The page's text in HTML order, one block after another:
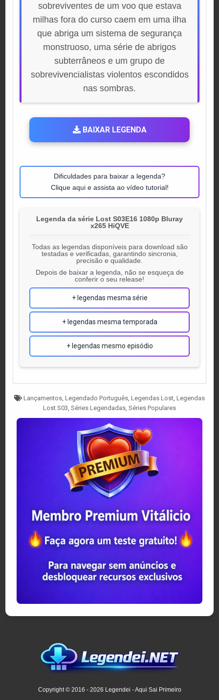
sobreviventes de um voo que estava
milhas fora do curso caem em uma ilha
que abriga um sistema de segurança
monstruoso, uma série de abrigos
subterrâneos e um grupo de
sobrevivencialistas violentos escondidos
nas sombras.
BAIXAR LEGENDA
Dificuldades para baixar a legenda?
Clique aqui e assista ao vídeo tutorial!
Legenda da série Lost S03E16 1080p Bluray
x265 HiQVE
Todas as legendas disponíveis para download são
testadas e verificadas, garantindo sincronia,
precisão e qualidade.
Depois de baixar a legenda, não se esqueça de
conferir o seu release!
+ legendas mesma série
+ legendas mesma temporada
+ legendas mesmo episódio
Tagged
Lançamentos Legendado Português Legendas Lost Legendas
Lost S03 Séries Legendadas Séries Populares
Copyright © 2016 - 2026 Legendei - Aqui Sai Primeiro